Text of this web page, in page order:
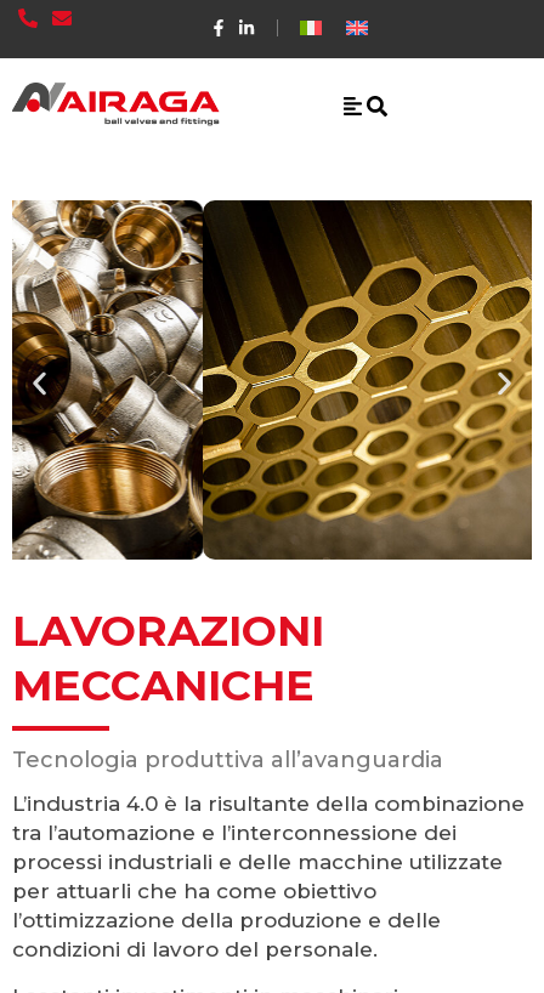
LAVORAZIONI
MECCANICHE
Tecnologia produttiva all’avanguardia
L’industria 4.0 è la risultante della combinazione
tra l’automazione e l’interconnessione dei
processi industriali e delle macchine utilizzate
per attuarli che ha come obiettivo
l’ottimizzazione della produzione e delle
condizioni di lavoro del personale.